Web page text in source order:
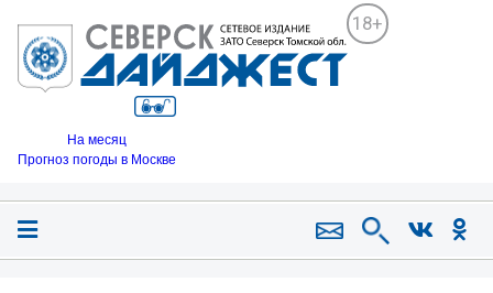
18+
На месяц
Прогноз погоды в Москве